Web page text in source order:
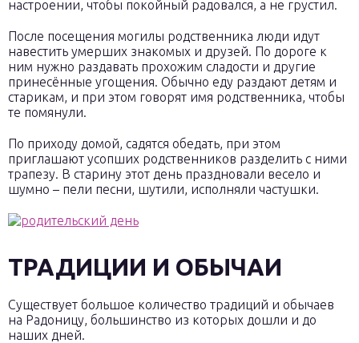
настроении, чтобы покойный радовался, а не грустил.
После посещения могилы родственника люди идут
навестить умерших знакомых и друзей. По дороге к
ним нужно раздавать прохожим сладости и другие
принесённые угощения. Обычно еду раздают детям и
старикам, и при этом говорят имя родственника, чтобы
те помянули.
По приходу домой, садятся обедать, при этом
приглашают усопших родственников разделить с ними
трапезу. В старину этот день праздновали весело и
шумно – пели песни, шутили, исполняли частушки.
ТРАДИЦИИ И ОБЫЧАИ
Существует большое количество традиций и обычаев
на Радоницу, большинство из которых дошли и до
наших дней.